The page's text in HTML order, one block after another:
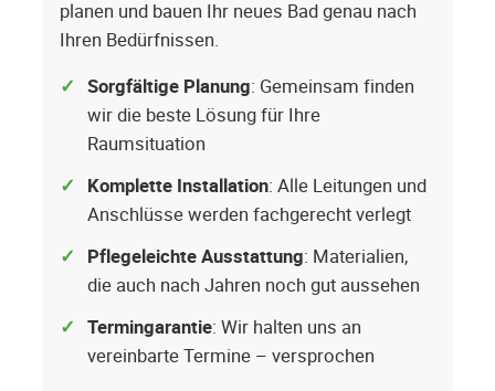
planen und bauen Ihr neues Bad genau nach
Ihren Bedürfnissen.
Sorgfältige Planung: Gemeinsam finden
wir die beste Lösung für Ihre
Raumsituation
Komplette Installation: Alle Leitungen und
Anschlüsse werden fachgerecht verlegt
Pflegeleichte Ausstattung: Materialien,
die auch nach Jahren noch gut aussehen
Termingarantie: Wir halten uns an
vereinbarte Termine – versprochen